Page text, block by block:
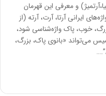
و معرفی این قهرمان
ایرانی آرتا، آرت، آرته (از
خوب، پاک واژه‌شناسی شود،
می‌تواند «بانوی پاک، بزرگ،